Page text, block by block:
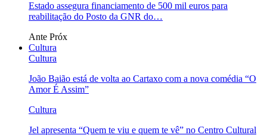
Estado assegura financiamento de 500 mil euros para
reabilitação do Posto da GNR do…
Ante Próx
Cultura
Cultura
João Baião está de volta ao Cartaxo com a nova comédia “O
Amor É Assim”
Cultura
Jel apresenta “Quem te viu e quem te vê” no Centro Cultural